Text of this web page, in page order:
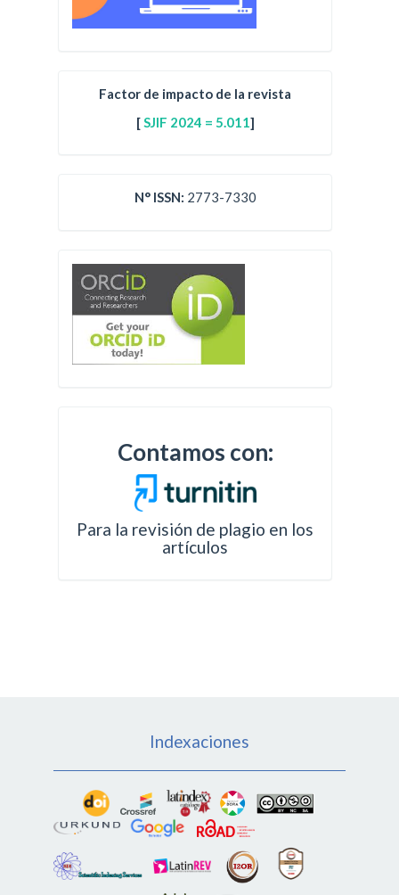
Factor de impacto de la revista
[SJIF 2024 = 5.011]
N° ISSN: 2773-7330
Contamos con:
Para la revisión de plagio en los
artículos
Indexaciones